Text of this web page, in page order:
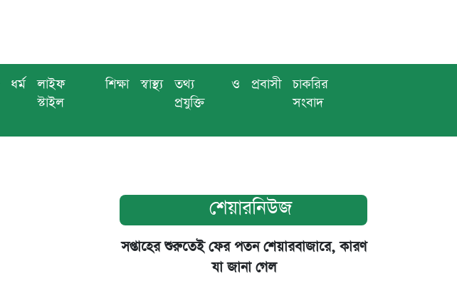
ধর্ম
লাইফ
স্টাইল
শিক্ষা স্বাস্থ্য
তথ্য ও
প্রযুক্তি
প্রবাসী
চাকরির
সংবাদ
শেয়ারনিউজ
সপ্তাহের শুরুতেই ফের পতন শেয়ারবাজারে, কারণ
যা জানা গেল